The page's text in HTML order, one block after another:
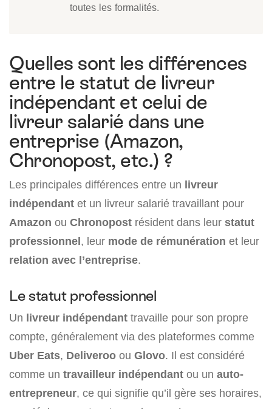
toutes les formalités.
Quelles sont les différences
entre le statut de livreur
indépendant et celui de
livreur salarié dans une
entreprise (Amazon,
Chronopost, etc.) ?
Les principales différences entre un livreur
indépendant et un livreur salarié travaillant pour
Amazon ou Chronopost résident dans leur statut
professionnel, leur mode de rémunération et leur
relation avec l’entreprise.
Le statut professionnel
Un livreur indépendant travaille pour son propre
compte, généralement via des plateformes comme
Uber Eats, Deliveroo ou Glovo. Il est considéré
comme un travailleur indépendant ou un auto-
entrepreneur, ce qui signifie qu’il gère ses horaires,